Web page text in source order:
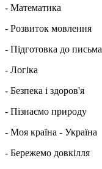
- Математика
- Розвиток мовлення
- Підготовка до письма
- Логіка
- Безпека і здоров'я
- Пізнаємо природу
- Моя країна - Україна
- Бережемо довкілля